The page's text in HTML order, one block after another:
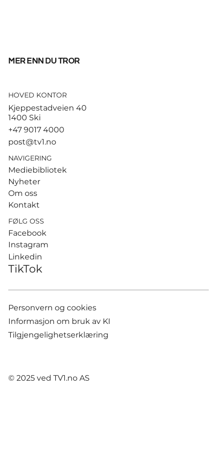
Tusenvis har dødd av varme i
dødsstatistikk
mer enn du tror
HOVED KONTOR
Kjeppestadveien 40
1400 Ski
+47 9017 4000
post@tv1.no
NAVIGERING
Mediebibliotek
Nyheter
Om oss
Kontakt
FØLG OSS
Facebook
Instagram
Linkedin
TikTok
Personvern og cookies
Informasjon om bruk av KI
Tilgjengelighetserklæring
© 2025 ved TV1.no AS